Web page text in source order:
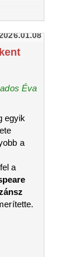
Éva
egyik
a
a